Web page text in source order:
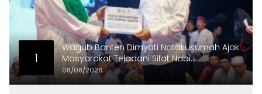
1
Wagub Banten Dimyati Natakusumah Ajak
Masyarakat Teladani Sifat Nabi
Muhammad
08/08/2026